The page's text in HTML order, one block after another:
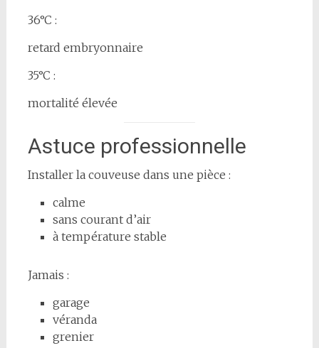
36°C :
retard embryonnaire
35°C :
mortalité élevée
Astuce professionnelle
Installer la couveuse dans une pièce :
calme
sans courant d’air
à température stable
Jamais :
garage
véranda
grenier